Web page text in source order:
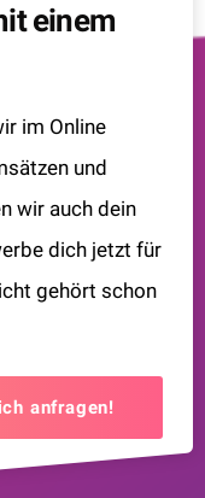
einem
im Online
und
wir auch dein
dich jetzt für
gehört schon
anfragen!